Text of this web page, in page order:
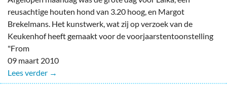
reusachtige houten hond van 3.20 hoog, en Margot
Brekelmans. Het kunstwerk, wat zij op verzoek van de
Keukenhof heeft gemaakt voor de voorjaarstentoonstelling
"From
09 maart 2010
Lees verder →